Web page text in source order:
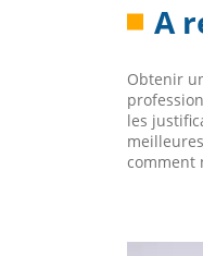
A
Obtenir
les
comment